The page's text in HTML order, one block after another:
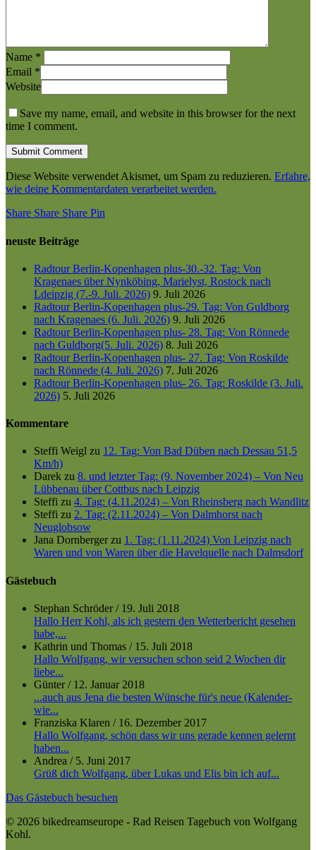
Name *
Email *
Website
Save my name, email, and website in this browser for the next
time I comment.
Diese Website verwendet Akismet, um Spam zu reduzieren. Erfahre,
wie deine Kommentardaten verarbeitet werden.
Share
Share Share Share Pin
neuste Beiträge
Radtour Berlin-Kopenhagen plus-30.-32. Tag: Von
Kragenaes über Nynköbing, Marielyst, Rostock nach
Ldeipzig (7.-9. Juli. 2026) 9. Juli 2026
Radtour Berlin-Kopenhagen plus-29. Tag: Von Guldborg
nach Kragenaes (6. Juli. 2026) 9. Juli 2026
Radtour Berlin-Kopenhagen plus- 28. Tag: Von Rönnede
nach Guldborg(5. Juli. 2026) 8. Juli 2026
Radtour Berlin-Kopenhagen plus- 27. Tag: Von Roskilde
nach Rönnede (4. Juli. 2026) 7. Juli 2026
Radtour Berlin-Kopenhagen plus- 26. Tag: Roskilde (3. Juli.
2026) 5. Juli 2026
Kommentare
Steffi Weigl zu 12. Tag: Von Bad Düben nach Dessau 51,5
Km/h)
Darek zu 8. und letzter Tag: (9. November 2024) – Von Neu
Lübbenau über Cottbus nach Leipzig
Steffi zu 4. Tag: (4.11.2024) – Von Rheinsberg nach Wandlitz
Steffi zu 2. Tag: (2.11.2024) – Von Dalmhorst nach
Neuglobsow
Jana Dornbergerzu 1. Tag: (1.11.2024) Von Leipzig nach
Waren und von Waren über die Havelquelle nach Dalmsdorf
Gästebuch
Stephan Schröder/ 19. Juli 2018
Hallo Herr Kohl, als ich gestern den Wetterbericht gesehen
habe,...
Kathrin und Thomas / 15. Juli 2018
Hallo Wolfgang, wir versuchen schon seid 2 Wochen dir
liebe...
Günter/ 12. Januar 2018
...auch aus Jena die besten Wünsche für's neue (Kalender-
wie...
Franziska Klaren / 16. Dezember 2017
Hallo Wolfgang, schön dass wir uns gerade kennen gelernt
haben...
Andrea / 5. Juni 2017
Grüß dich Wolfgang, über Lukas und Elis bin ich auf...
Das Gästebuch besuchen
© 2026 bikedreamseurope - Rad Reisen Tagebuch von Wolfgang
Kohl.